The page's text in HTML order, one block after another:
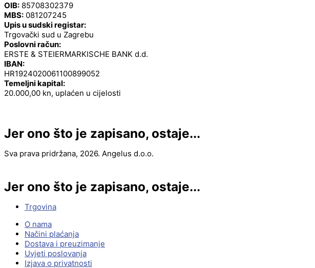
OIB: 85708302379
MBS: 081207245
Upis u sudski registar:
Trgovački sud u Zagrebu
Poslovni račun:
ERSTE & STEIERMARKISCHE BANK d.d.
IBAN:
HR1924020061100899052
Temeljni kapital:
20.000,00 kn, uplaćen u cijelosti
Jer ono što je zapisano, ostaje...
Sva prava pridržana, 2026. Angelus d.o.o.
Jer ono što je zapisano, ostaje...
Trgovina
O nama
Načini plaćanja
Dostava i preuzimanje
Uvjeti poslovanja
Izjava o privatnosti